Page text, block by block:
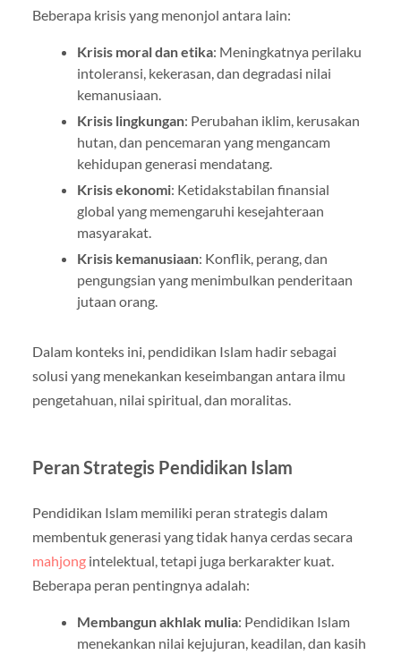
Beberapa krisis yang menonjol antara lain:
Krisis moral dan etika: Meningkatnya perilaku
intoleransi, kekerasan, dan degradasi nilai
kemanusiaan.
Krisis lingkungan: Perubahan iklim, kerusakan
hutan, dan pencemaran yang mengancam
kehidupan generasi mendatang.
Krisis ekonomi: Ketidakstabilan finansial
global yang memengaruhi kesejahteraan
masyarakat.
Krisis kemanusiaan: Konflik, perang, dan
pengungsian yang menimbulkan penderitaan
jutaan orang.
Dalam konteks ini, pendidikan Islam hadir sebagai
solusi yang menekankan keseimbangan antara ilmu
pengetahuan, nilai spiritual, dan moralitas.
Peran Strategis Pendidikan Islam
Pendidikan Islam memiliki peran strategis dalam
membentuk generasi yang tidak hanya cerdas secara
mahjongintelektual, tetapi juga berkarakter kuat.
Beberapa peran pentingnya adalah:
Membangun akhlak mulia: Pendidikan Islam
menekankan nilai kejujuran, keadilan, dan kasih